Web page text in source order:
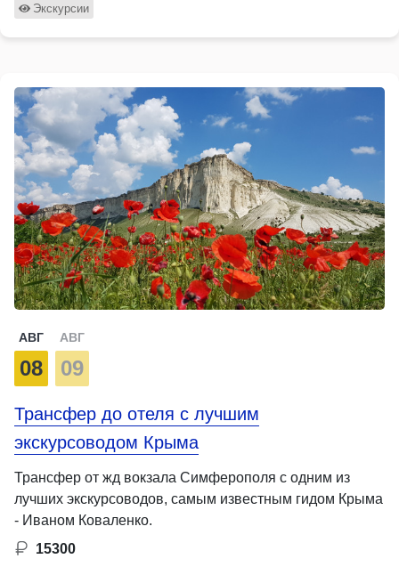
Экскурсии
АВГ
08
АВГ
09
Трансфер до отеля с лучшим
экскурсоводом Крыма
Трансфер от жд вокзала Симферополя с одним из
лучших экскурсоводов, самым известным гидом Крыма
- Иваном Коваленко.
15300